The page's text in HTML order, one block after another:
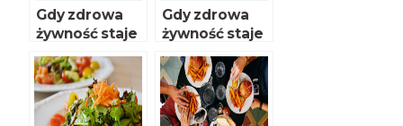
Gdy zdrowa
żywność staje
się obsesją
Gdy zdrowa
żywność staje
się obsesją